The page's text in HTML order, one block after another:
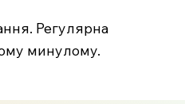
Регулярна
минулому.